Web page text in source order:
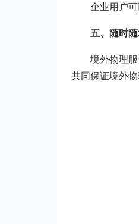
企业用户
五、随时
境外物理
共同保证境外物